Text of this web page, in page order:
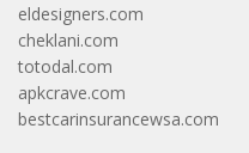
eldesigners.com
cheklani.com
totodal.com
apkcrave.com
bestcarinsurancewsa.com